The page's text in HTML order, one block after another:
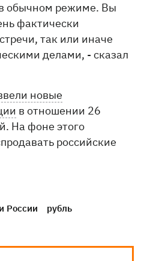
обычном режиме. Вы
фактически
так или иначе
делами, - сказал
новые
в отношении 26
На фоне этого
российские
России рубль